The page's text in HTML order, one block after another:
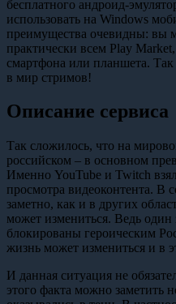
бесплатного андроид-
использовать на Windows
преимущества очевидны: вы
практически всем Play
смартфона или планшета. Так
в мир стримов!
Описание сервиса
Так сложилось, что на
российском – в основном
Именно YouTube и Twitch
просмотра видеоконтента. В
заметно, как и в других
может измениться. Ведь
блокированы героическим
жизнь может измениться и в
И данная ситуация не
этого факта можно заметить